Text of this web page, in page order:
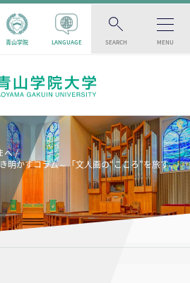
青山学院 LANGUAGE SEARCH MENU
へ
明かすコラム～「文人画の“こころ”を旅す